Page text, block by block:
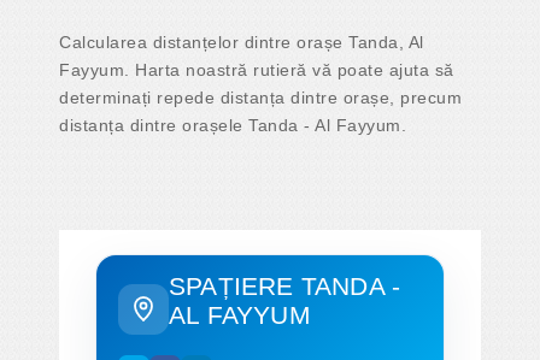
Calcularea distanțelor dintre orașe Tanda, Al
Fayyum. Harta noastră rutieră vă poate ajuta să
determinați repede distanța dintre orașe, precum
distanța dintre orașele Tanda - Al Fayyum.
SPAȚIERE TANDA -
AL FAYYUM